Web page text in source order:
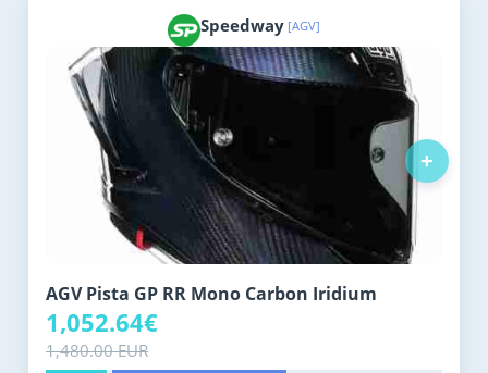
Speedway [AGV]
AGV Pista GP RR Mono Carbon Iridium
1,052.64€
1,480.00 EUR
+